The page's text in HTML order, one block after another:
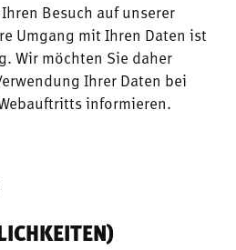
Besuch auf unserer
Umgang mit Ihren Daten ist
Wir möchten Sie daher
Ihrer Daten bei
informieren.